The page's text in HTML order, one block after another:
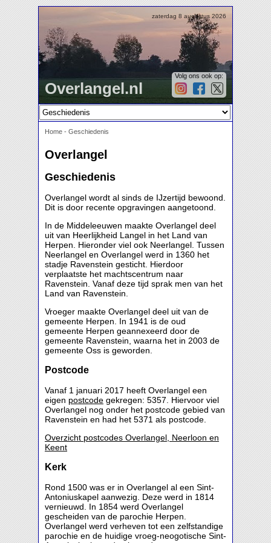
zaterdag 8 augustus 2026
Overlangel.nl
Volg ons ook op:
Home - Geschiedenis
Overlangel
Geschiedenis
Overlangel wordt al sinds de IJzertijd bewoond.
Dit is door recente opgravingen aangetoond.
In de Middeleeuwen maakte Overlangel deel
uit van Heerlijkheid Langel in het Land van
Herpen. Hieronder viel ook Neerlangel. Tussen
Neerlangel en Overlangel werd in 1360 het
stadje Ravenstein gesticht. Hierdoor
verplaatste het machtscentrum naar
Ravenstein. Vanaf deze tijd sprak men van het
Land van Ravenstein.
Vroeger maakte Overlangel deel uit van de
gemeente Herpen. In 1941 is de oud
gemeente Herpen geannexeerd door de
gemeente Ravenstein, waarna het in 2003 de
gemeente Oss is geworden.
Postcode
Vanaf 1 januari 2017 heeft Overlangel een
eigen postcode gekregen: 5357. Hiervoor viel
Overlangel nog onder het postcode gebied van
Ravenstein en had het 5371 als postcode.
Overzicht postcodes Overlangel, Neerloon en
Keent
Kerk
Rond 1500 was er in Overlangel al een Sint-
Antoniuskapel aanwezig. Deze werd in 1814
vernieuwd. In 1854 werd Overlangel
gescheiden van de parochie Herpen.
Overlangel werd verheven tot een zelfstandige
parochie en de huidige vroeg-neogotische Sint-